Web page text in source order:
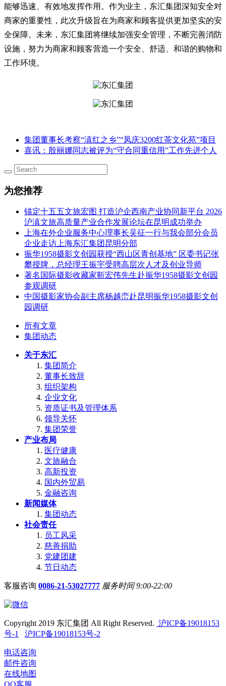
能够迅速、有效地发挥作用。作为业主，东汇集团深知安全对
商家的重要性，此次升级旨在为商家和顾客提供更加坚实的安
全保障。未来，东汇集团将继续加强安全管理，不断完善消防
设施，努力为商家和顾客营造一个安全、舒适、和谐的购物和
工作环境。
集团董事长考察“滇红之乡”“凤庆3200红茶文化苑”项目
喜讯：殷丽娜同志被评为“守合同重信用”工作先进个人
为您推荐
锚定十五五文旅宏图 打造沪企西南产业协同新平台 2026
沪滇文旅高质量产业合作发展论坛在昆明成功举办
上海在外企业服务中心理事长吴征一行与我会部分会员
企业走访上海东汇集团昆明分部
振华1958摄影文创园获授“西山区青创基地” 区委书记张
攀授牌，总经理王振宇受聘高层次人才及创业导师
著名国际摄影收藏家靳宏伟先生赴振华1958摄影文创园
参观调研
中国摄影家协会副主席杨越峦赴昆明振华1958摄影文创
园调研
所有文章
集团动态
关于东汇
集团简介
董事长致辞
组织架构
企业文化
资质证书及管理体系
领导关怀
集团荣誉
产业布局
医疗健康
文旅融合
高新投资
国内外贸易
金融咨询
新闻媒体
集团动态
社会责任
员工风采
慈善捐助
党建团建
节日动态
客服咨询 0086-21-53027777 服务时间 9:00-22:00
Copyright 2019 东汇集团 All Right Reserved. 沪ICP备19018153
号-1
沪ICP备19018153号-2
电话咨询
邮件咨询
在线地图